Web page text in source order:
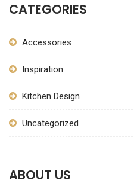
CATEGORIES
Accessories
Inspiration
Kitchen Design
Uncategorized
ABOUT US